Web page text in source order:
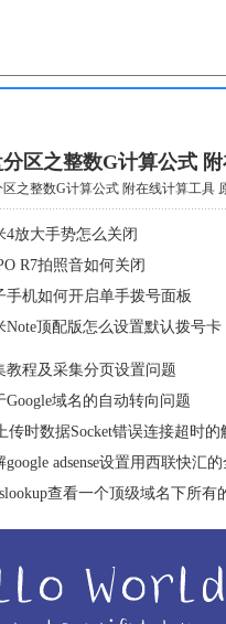
区之整数G计算公式
区之整数G计算公式 附在线计算工具
4放大手势怎么关闭
R7拍照音如何关闭
手机如何开启单手拨号面板
Note顶配版怎么设置默认拨号卡
教程及采集分页设置问题
Google域名的自动转向问题
传时数据Socket错误连接超时的
google adsense设置用西联快汇
查看一个顶级域名下所有